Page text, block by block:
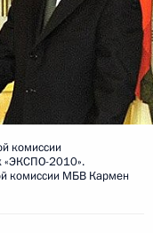
комиссии
«ЭКСПО-2010».
комиссии МБВ Кармен